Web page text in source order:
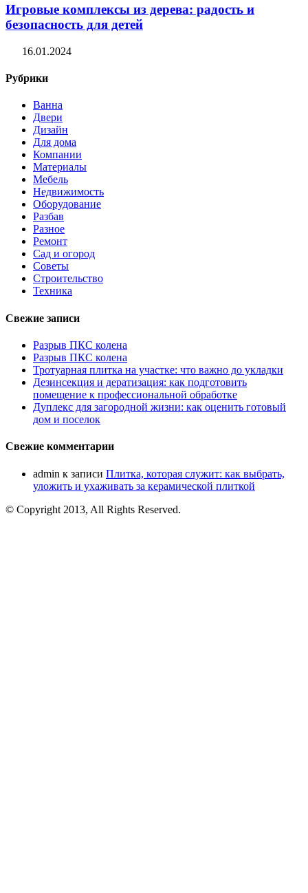
Игровые комплексы из дерева: радость и
безопасность для детей
16.01.2024
Рубрики
Ванна
Двери
Дизайн
Для дома
Компании
Материалы
Мебель
Недвижимость
Оборудование
Разбав
Разное
Ремонт
Сад и огород
Советы
Строительство
Техника
Свежие записи
Разрыв ПКС колена
Разрыв ПКС колена
Тротуарная плитка на участке: что важно до укладки
Дезинсекция и дератизация: как подготовить
помещение к профессиональной обработке
Дуплекс для загородной жизни: как оценить готовый
дом и поселок
Свежие комментарии
admin к записи Плитка, которая служит: как выбрать,
уложить и ухаживать за керамической плиткой
© Copyright 2013, All Rights Reserved.